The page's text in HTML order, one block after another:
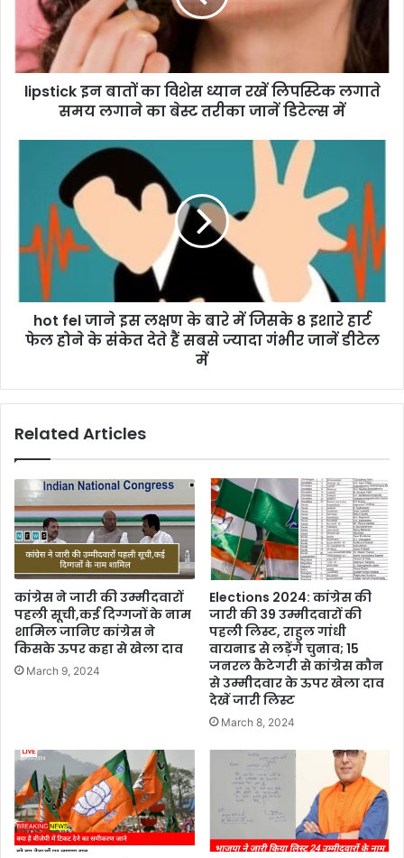
lipstick इन बातों का विशेस ध्यान रखें लिपस्टिक लगाते
समय लगाने का बेस्ट तरीका जानें डिटेल्स में
hot fel जाने इस लक्षण के बारे में जिसके 8 इशारे हार्ट
फेल होने के संकेत देते हैं सबसे ज्यादा गंभीर जानें डीटेल
में
Related Articles
कांग्रेस ने जारी की उम्मीदवारों
पहली सूची,कई दिग्गजों के नाम
शामिल जानिए कांग्रेस ने
किसके ऊपर कहा से खेला दाव
March 9, 2024
Elections 2024: कांग्रेस की
जारी की 39 उम्मीदवारों की
पहली लिस्ट, राहुल गांधी
वायनाड से लड़ेंगे चुनाव; 15
जनरल कैटेगरी से कांग्रेस कौन
से उम्मीदवार के ऊपर खेला दाव
देखें जारी लिस्ट
March 8, 2024